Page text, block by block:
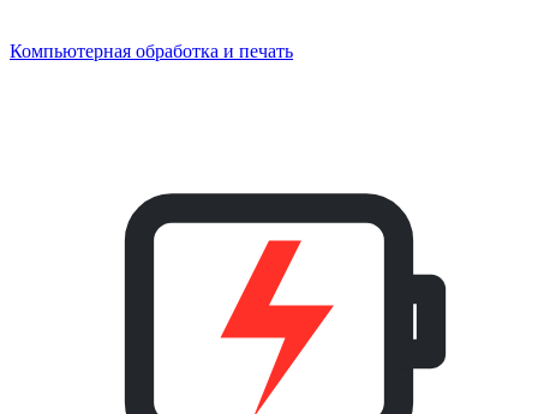
Компьютерная обработка и печать